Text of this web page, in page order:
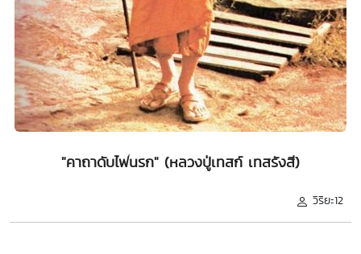
"คาถาดับไฟนรก" (หลวงปู่เทสก์ เทสรังสี)
วิริยะ12